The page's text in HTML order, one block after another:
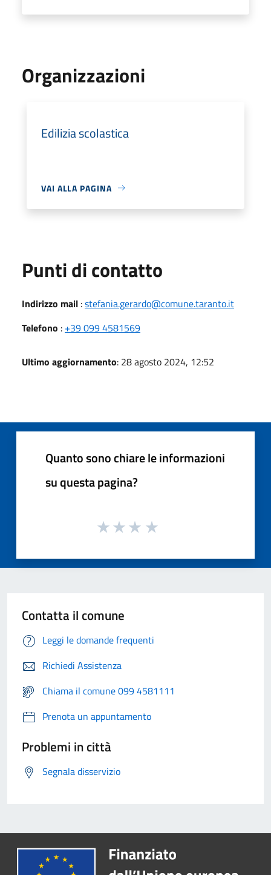
Organizzazioni
Edilizia scolastica
VAI ALLA PAGINA
Punti di contatto
Indirizzo mail :stefania.gerardo@comune.taranto.it
Telefono : +39 099 4581569
Ultimo aggiornamento: 28 agosto 2024, 12:52
Quanto sono chiare le informazioni
su questa pagina?
Contatta il comune
Leggi le domande frequenti
Richiedi Assistenza
Chiama il comune 099 4581111
Prenota un appuntamento
Problemi in città
Segnala disservizio